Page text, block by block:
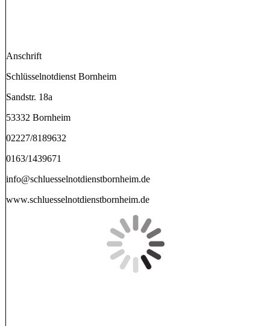
Anschrift
Schlüsselnotdienst Bornheim
Sandstr. 18a
53332 Bornheim
02227/8189632
0163/1439671
info@schluesselnotdienstbornheim.de
www.schluesselnotdienstbornheim.de